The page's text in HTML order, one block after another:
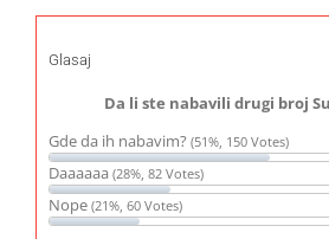
Glasaj
Da li ste nabavili drugi broj
Gde da ih nabavim? (51%, 150 Votes)
Daaaaaa (28%, 82 Votes)
Nope (21%, 60 Votes)